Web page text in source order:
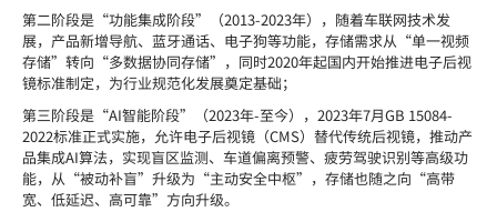
第二阶段是 “功能集成阶段”（2013-2023年），随着车联网技术发
展，产品新增导航、蓝牙通话、电子狗等功能，存储需求从“单一视频
存储”转向“多数据协同存储”，同时2020年起国内开始推进电子后视
镜标准制定，为行业规范化发展奠定基础；
第三阶段是 “AI智能阶段”（2023年-至今），2023年7月GB 15084-
2022标准正式实施，允许电子后视镜（CMS）替代传统后视镜，推动产
品集成AI算法，实现盲区监测、车道偏离预警、疲劳驾驶识别等高级功
能，从“被动补盲”升级为“主动安全中枢”，存储也随之向“高带
宽、低延迟、高可靠”方向升级。